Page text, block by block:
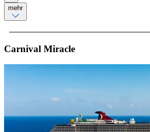
mehr
Carnival Miracle